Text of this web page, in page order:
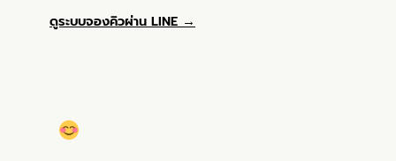
ดูระบบจองคิวผ่าน LINE →